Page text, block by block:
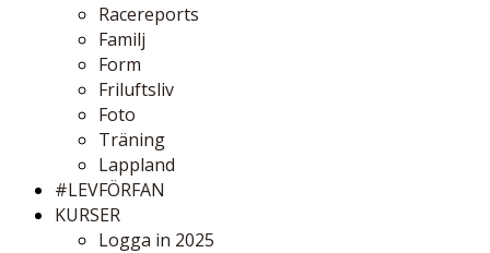
Racereports
Familj
Form
Friluftsliv
Foto
Träning
Lappland
#LEVFÖRFAN
KURSER
Logga in 2025